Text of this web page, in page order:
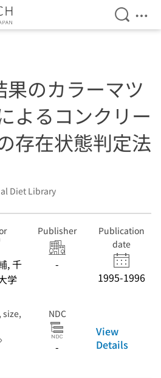
Open
果のカラーマツ
よるコンクリー
存在状態判定法
Diet Library
, 千
学
Publisher
-
Publication
date
1995-1996
size,
NDC
-
View
Details